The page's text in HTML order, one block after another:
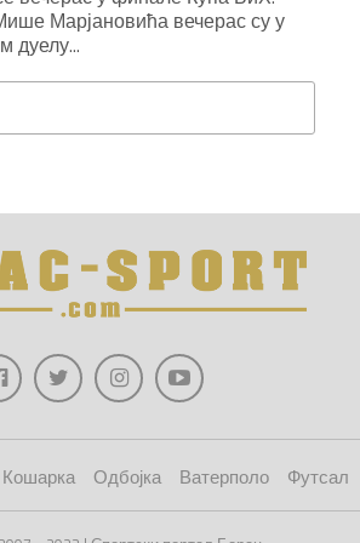
Марјановића вечерас су у
дуелу...
Кошарка Одбојка Ватерполо Футсал